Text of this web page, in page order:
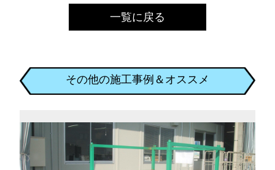
一覧に戻る
その他の施工事例＆オススメ